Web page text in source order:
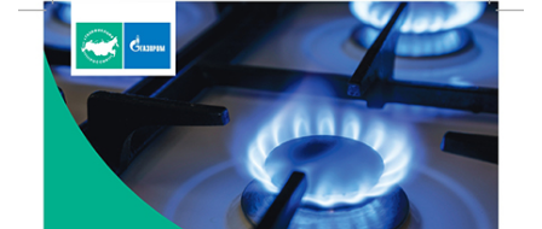
Тверские экологи сняли на видео медвежий обед
8 Авг 2026 14:14 286
Виталий Королев запустил веловолну на Волге в
Калязине
8 Авг 2026 13:37 507